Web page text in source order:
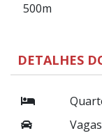
500m
DETALHES
Vagas